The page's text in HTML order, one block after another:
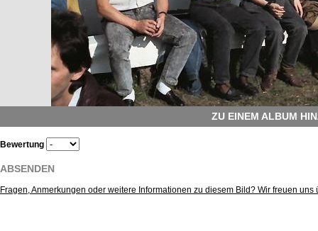
ZU EINEM ALBUM
Bewertung
ABSENDEN
Fragen, Anmerkungen oder weitere Informationen zu diesem Bild? Wir freuen uns